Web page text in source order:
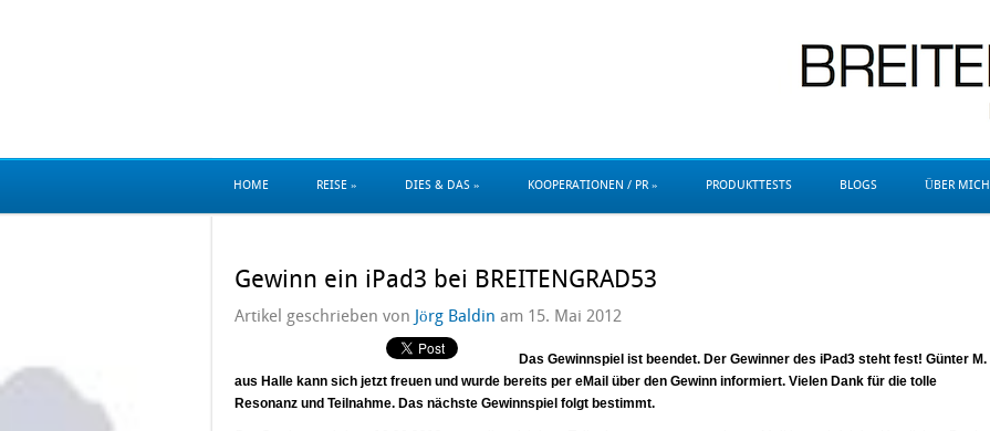
HOME REISE » DIES & DAS » KOOPERATIONEN / PR» PRODUKTTESTS BLOGS ÜBER MICH
Gewinn ein iPad3 bei BREITENGRAD53
Artikel geschrieben von Jörg Baldin am 15. Mai 2012
Das Gewinnspiel ist beendet. Der Gewinner des iPad3 steht fest! Günter M.
aus Halle kann sich jetzt freuen und wurde bereits per eMail über den Gewinn informiert. Vielen Dank für die tolle
Resonanz und Teilnahme. Das nächste Gewinnspiel folgt bestimmt.